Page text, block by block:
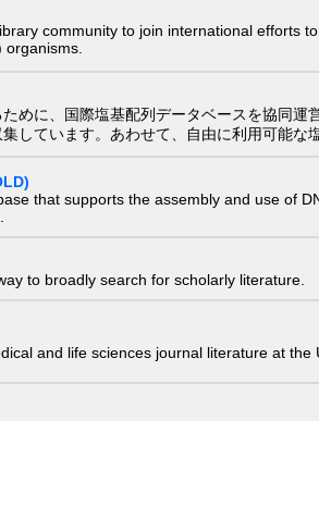
community to join international efforts
organisms.
めに、国際塩基配列データベースを協同
しています。あわせて、自由に利用可能な
that supports the assembly and use of
to broadly search for scholarly literature.
and life sciences journal literature at